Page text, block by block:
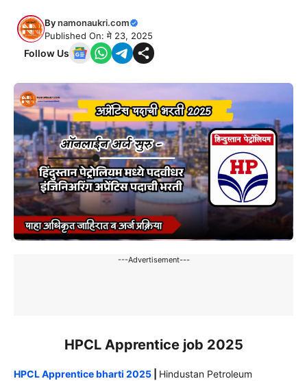
Bynamonaukri.com
Published On: मे 23, 2025
Follow Us
---Advertisement---
HPCL Apprentice job 2025
HPCL Apprentice bharti 2025
Hindustan Petroleum